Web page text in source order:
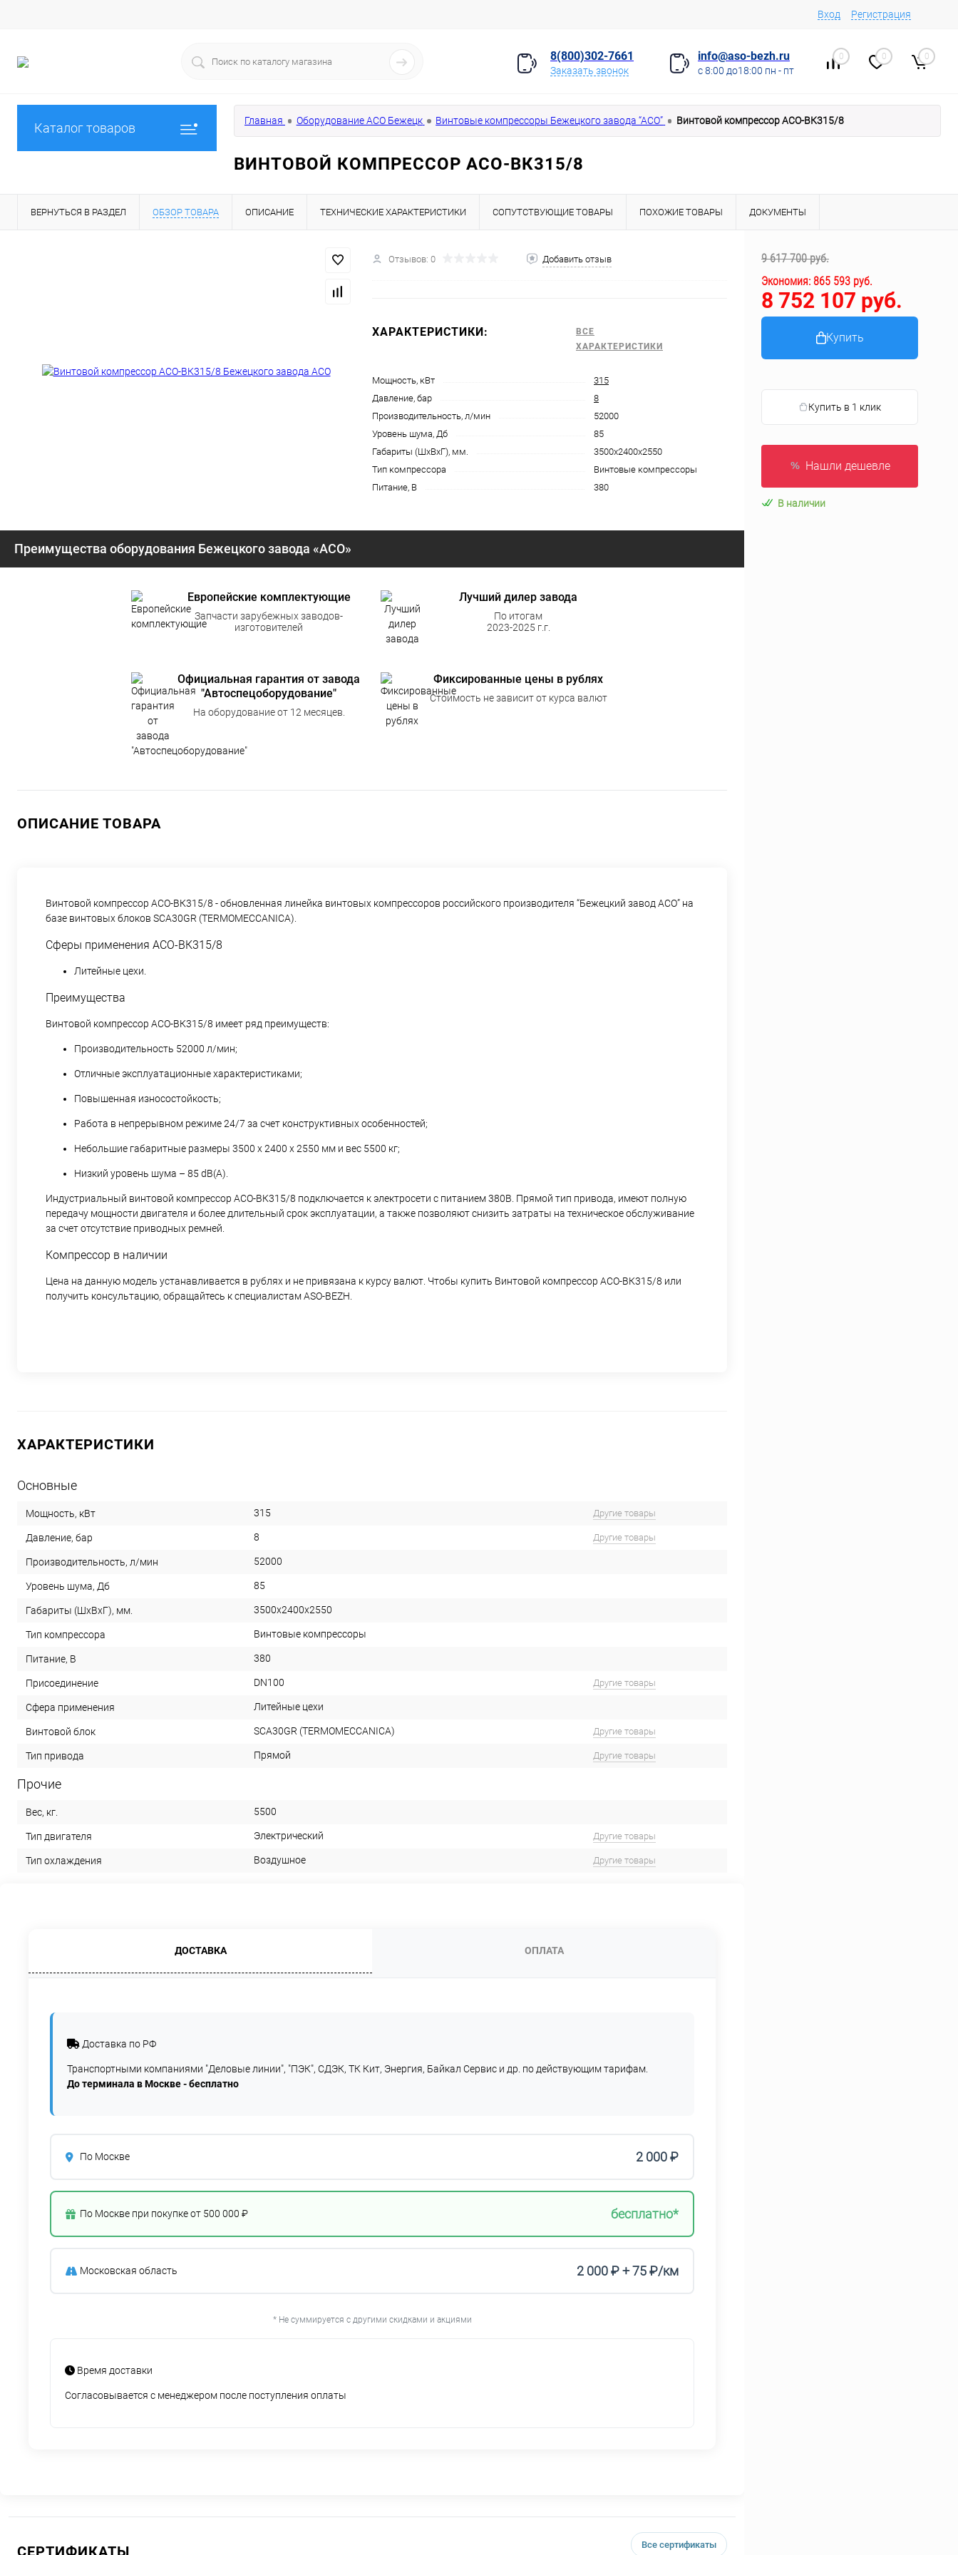
Вход Регистрация
8(800)302-7661
Заказать звонок
info@aso-bezh.ru
с 8:00 до18:00 пн - пт
0 0 0
Каталог товаров Главная Оборудование АСО Бежецк Винтовые компрессоры Бежецкого завода “АСО” Винтовой компрессор АСО-ВК315/8
ВИНТОВОЙ КОМПРЕССОР АСО-ВК315/8
ВЕРНУТЬСЯ В РАЗДЕЛ ОБЗОР ТОВАРА ОПИСАНИЕ ТЕХНИЧЕСКИЕ ХАРАКТЕРИСТИКИ СОПУТСТВУЮЩИЕ ТОВАРЫ ПОХОЖИЕ ТОВАРЫ ДОКУМЕНТЫ
Отзывов: 0 Добавить отзыв
ХАРАКТЕРИСТИКИ:
ВСЕ
ХАРАКТЕРИСТИКИ
Мощность, кВт
315
Давление, бар
8
Производительность, л/мин
52000
Уровень шума, Дб
85
Габариты (ШхВхГ), мм.
3500х2400х2550
Тип компрессора
Винтовые компрессоры
Питание, В
380
Преимущества оборудования Бежецкого завода «АСО»
Европейские комплектующие
Запчасти зарубежных заводов-
изготовителей
Лучший дилер завода
По итогам
2023-2025 г.г.
Официальная гарантия от завода
"Автоспецоборудование"
На оборудование от 12 месяцев.
Фиксированные цены в рублях
Стоимость не зависит от курса валют
ОПИСАНИЕ ТОВАРА
Винтовой компрессор АСО-ВК315/8 - обновленная линейка винтовых компрессоров российского производителя “Бежецкий завод АСО” на
базе винтовых блоков SCA30GR (TERMOMECCANICA).
Сферы применения АСО-ВК315/8
Литейные цехи.
Преимущества
Винтовой компрессор АСО-ВК315/8 имеет ряд преимуществ:
Производительность 52000 л/мин;
Отличные эксплуатационные характеристиками;
Повышенная износостойкость;
Работа в непрерывном режиме 24/7 за счет конструктивных особенностей;
Небольшие габаритные размеры 3500 х 2400 х 2550 мм и вес 5500 кг;
Низкий уровень шума – 85 dB(A).
Индустриальный винтовой компрессор АСО-ВК315/8 подключается к электросети с питанием 380В. Прямой тип привода, имеют полную
передачу мощности двигателя и более длительный срок эксплуатации, а также позволяют снизить затраты на техническое обслуживание
за счет отсутствие приводных ремней.
Компрессор в наличии
Цена на данную модель устанавливается в рублях и не привязана к курсу валют. Чтобы купить Винтовой компрессор АСО-ВК315/8 или
получить консультацию, обращайтесь к специалистам ASO-BEZH.
ХАРАКТЕРИСТИКИ
Основные
Мощность, кВт 315 Другие товары
Давление, бар 8 Другие товары
Производительность, л/мин 52000
Уровень шума, Дб 85
Габариты (ШхВхГ), мм. 3500х2400х2550
Тип компрессора Винтовые компрессоры
Питание, В 380
Присоединение DN100 Другие товары
Сфера применения Литейные цехи
Винтовой блок SCA30GR (TERMOMECCANICA) Другие товары
Тип привода Прямой Другие товары
Прочие
Вес, кг. 5500
Тип двигателя Электрический Другие товары
Тип охлаждения Воздушное Другие товары
ДОСТАВКА ОПЛАТА
Доставка по РФ
Транспортными компаниями "Деловые линии", "ПЭК", СДЭК, ТК Кит, Энергия, Байкал Сервис и др. по действующим тарифам.
До терминала в Москве - бесплатно
По Москве 2 000 ₽
По Москве при покупке от 500 000 ₽ бесплатно*
Московская область 2 000 ₽ + 75 ₽/км
* Не суммируется с другими скидками и акциями
Время доставки
Согласовывается с менеджером после поступления оплаты
СЕРТИФИКАТЫ Все сертификаты
9 617 700 руб.
Экономия: 865 593 руб.
8 752 107 руб.
Купить
Купить в 1 клик
Нашли дешевле
В наличии